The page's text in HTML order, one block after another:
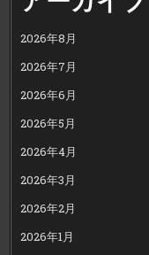
2026年8月
2026年7月
2026年6月
2026年5月
2026年4月
2026年3月
2026年2月
2026年1月